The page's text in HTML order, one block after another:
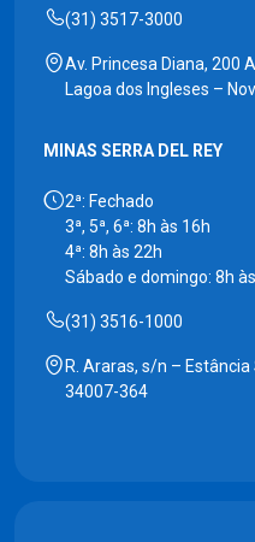
(31) 3517-3000
Av. Princesa Diana, 200
Lagoa dos Ingleses –
MINAS SERRA DEL REY
2ª: Fechado
3ª, 5ª, 6ª: 8h às 16h
4ª: 8h às 22h
Sábado e domingo: 8h
(31) 3516-1000
R. Araras, s/n –
34007-364